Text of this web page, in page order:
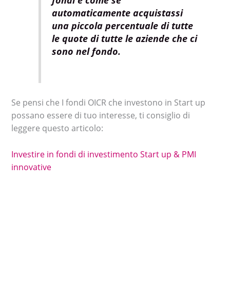
automaticamente acquistassi
una piccola percentuale di tutte
le quote di tutte le aziende che ci
sono nel fondo.
Se pensi che I fondi OICR che investono in Start up
possano essere di tuo interesse, ti consiglio di
leggere questo articolo:
Investire in fondi di investimento Start up & PMI
innovative